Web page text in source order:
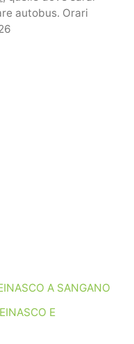
autobus. Orari
A SANGANO
E